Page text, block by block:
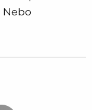
Nebo